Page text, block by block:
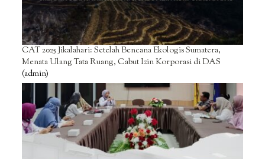
CAT 2025 Jikalahari: Setelah Bencana Ekologis Sumatera,
Menata Ulang Tata Ruang, Cabut Izin Korporasi di DAS
(admin)